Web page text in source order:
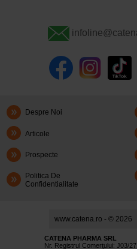
Despre Noi
Articole
Prospecte
Politica De
Confidentialitate
www.catena.ro - © 2026
CATENA PHARMA SRL
Nr. Registrul Comerţului: J03/